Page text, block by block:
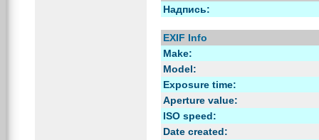
Надпись:
EXIF Info
Make:
Model:
Exposure time:
Aperture value:
ISO speed:
Date created: